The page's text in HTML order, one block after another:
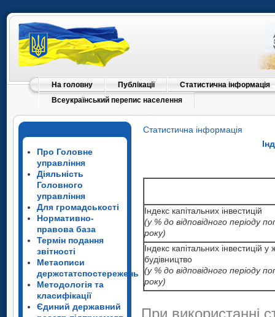
На головну Публікації
Статистична інформація
Всеукраїнський перепис населення
Про Головне
управління
Діяльність
Головного
управління
Для громадськості
Нормативно-
правова база
Термін подання
звітності
Метаописи
держстатспостережень
Методологія та
класифікації
Єдиний державний
Статистична інформація
Індекс капітальних інвестицій
(у % до відповідного періоду
року)
Індекс капітальних інвестицій у
будівництво
(у % до відповідного періоду
року)
При використанні